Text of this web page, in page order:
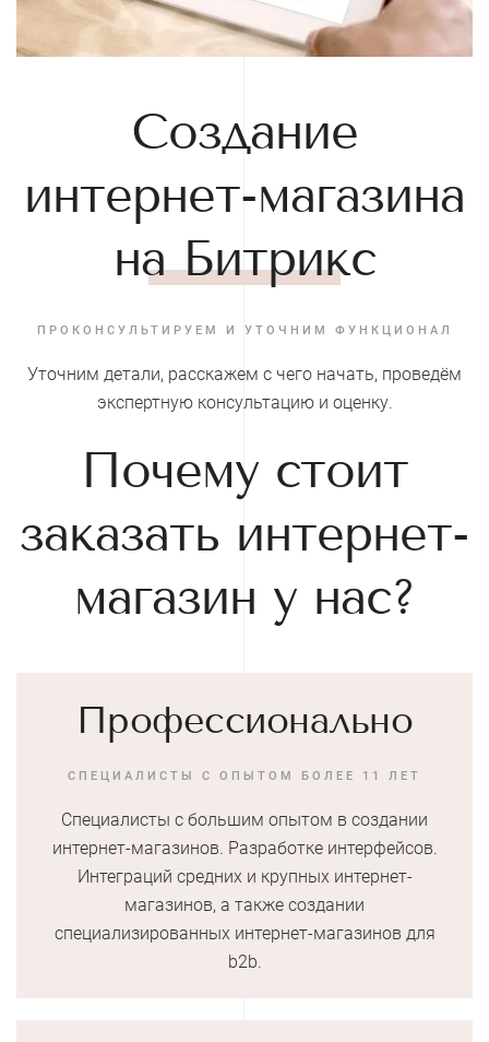
Создание
интернет-магазина
на Битрикс
ПРОКОНСУЛЬТИРУЕМ И УТОЧНИМ ФУНКЦИОНАЛ
Уточним детали, расскажем с чего начать, проведём
экспертную консультацию и оценку.
Почему стоит
заказать интернет-
магазин у нас?
Профессионально
СПЕЦИАЛИСТЫ С ОПЫТОМ БОЛЕЕ 11 ЛЕТ
Специалисты с большим опытом в создании
интернет-магазинов. Разработке интерфейсов.
Интеграций средних и крупных интернет-
магазинов, а также создании
специализированных интернет-магазинов для
b2b.